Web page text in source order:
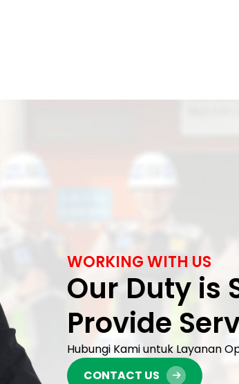
WORKING WITH US
Our Duty is
Provide
Hubungi Kami untuk Layanan
CONTACT US